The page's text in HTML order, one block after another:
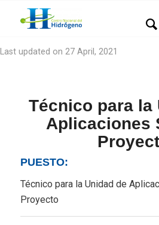
Last updated on 27 April, 2021
Técnico para la
Aplicaciones
PUESTO:
Técnico para la Unidad de
Proyecto